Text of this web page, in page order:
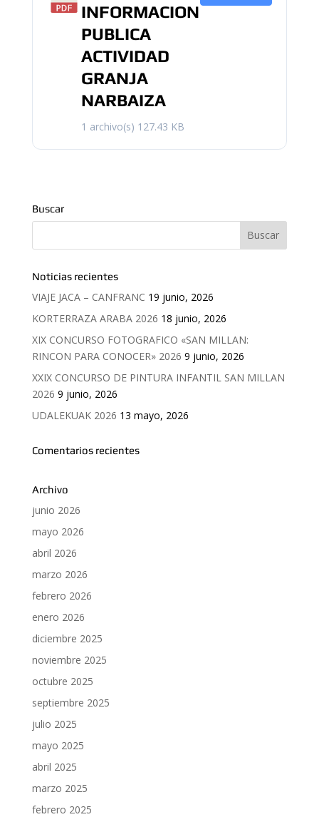
INFORMACION
PUBLICA
ACTIVIDAD
GRANJA
NARBAIZA
1 archivo(s) 127.43 KB
Buscar
Noticias recientes
VIAJE JACA – CANFRANC 19 junio, 2026
KORTERRAZA ARABA 2026 18 junio, 2026
XIX CONCURSO FOTOGRAFICO «SAN MILLAN:
RINCON PARA CONOCER» 2026 9 junio, 2026
XXIX CONCURSO DE PINTURA INFANTIL SAN MILLAN
2026 9 junio, 2026
UDALEKUAK 2026 13 mayo, 2026
Comentarios recientes
Archivo
junio 2026
mayo 2026
abril 2026
marzo 2026
febrero 2026
enero 2026
diciembre 2025
noviembre 2025
octubre 2025
septiembre 2025
julio 2025
mayo 2025
abril 2025
marzo 2025
febrero 2025